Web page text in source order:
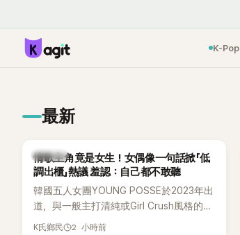
K-Pop
最新
K-POP
情歌主角竟是女生！女偶像一句話掀「低
調出櫃」熱議 羞認：自己都不敢聽
韓國五人女團YOUNG POSSE於2023年出
道，與一般主打清純或Girl Crush風格的女
團不同，她們以濃厚的Hip-Hop元素、自
K氏鄉民 2 小時前